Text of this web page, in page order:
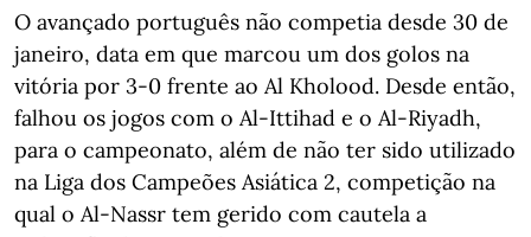
O avançado português não competia desde 30 de
janeiro, data em que marcou um dos golos na
vitória por 3-0 frente ao Al Kholood. Desde então,
falhou os jogos com o Al-Ittihad e o Al-Riyadh,
para o campeonato, além de não ter sido utilizado
na Liga dos Campeões Asiática 2, competição na
qual o Al-Nassr tem gerido com cautela a